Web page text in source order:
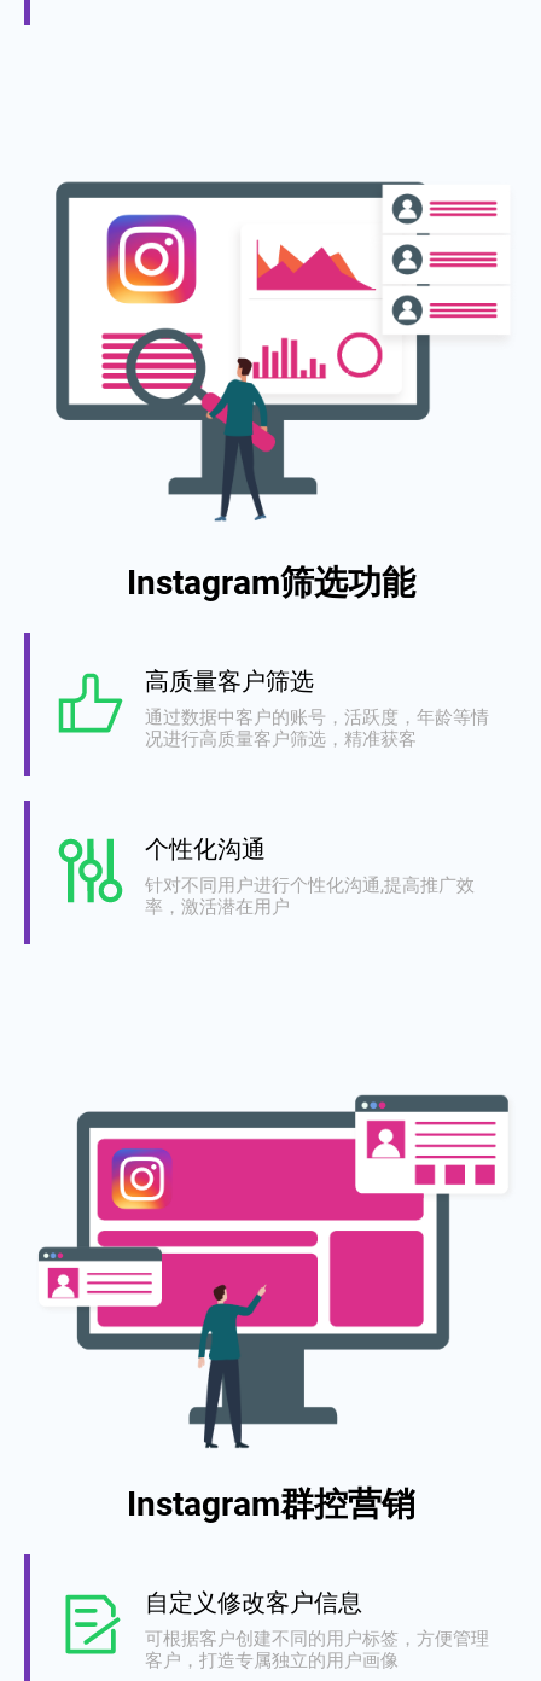
Instagram筛选功能
高质量客户筛选
通过数据中客户的账号，活跃度，年龄等情
况进行高质量客户筛选，精准获客
个性化沟通
针对不同用户进行个性化沟通,提高推广效
率，激活潜在用户
Instagram群控营销
自定义修改客户信息
可根据客户创建不同的用户标签，方便管理
客户，打造专属独立的用户画像